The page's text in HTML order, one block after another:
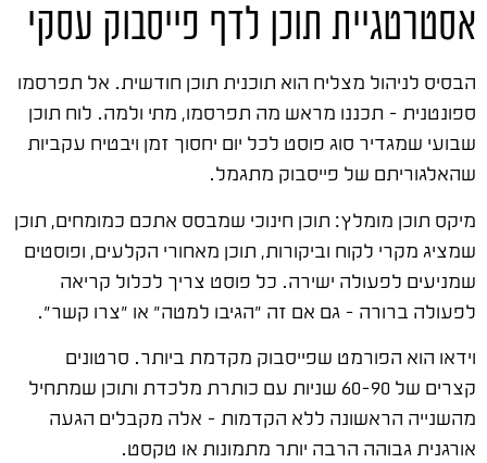
אסטרטגיית תוכן לדף פייסבוק עסקי
הבסיס לניהול מצליח הוא תוכנית תוכן חודשית. אל תפרסמו
ספונטנית – תכננו מראש מה תפרסמו, מתי ולמה. לוח תוכן
שבועי שמגדיר סוג פוסט לכל יום יחסוך זמן ויבטיח עקביות
שהאלגוריתם של פייסבוק מתגמל.
מיקס תוכן מומלץ: תוכן חינוכי שמבסס אתכם כמומחים, תוכן
שמציג מקרי לקוח וביקורות, תוכן מאחורי הקלעים, ופוסטים
שמניעים לפעולה ישירה. כל פוסט צריך לכלול קריאה
לפעולה ברורה – גם אם זה "הגיבו למטה" או "צרו קשר".
וידאו הוא הפורמט שפייסבוק מקדמת ביותר. סרטונים
קצרים של 60-90 שניות עם כותרת מלכדת ותוכן שמתחיל
מהשנייה הראשונה ללא הקדמות – אלה מקבלים הגעה
אורגנית גבוהה הרבה יותר מתמונות או טקסט.